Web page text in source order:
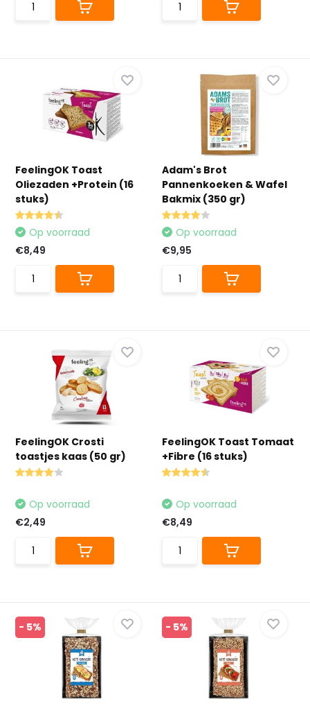
FeelingOK Toast
Oliezaden +Protein (16
stuks)
Op voorraad
€8,49
Adam's Brot
Pannenkoeken & Wafel
Bakmix (350 gr)
Op voorraad
€9,95
FeelingOK Crosti
toastjes kaas (50 gr)
Op voorraad
€2,49
FeelingOK Toast Tomaat
+Fibre (16 stuks)
Op voorraad
€8,49
- 5% - 5%